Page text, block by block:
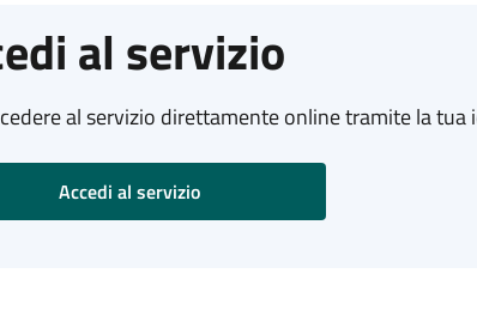
al servizio
al servizio direttamente online tramite la
Accedi al servizio